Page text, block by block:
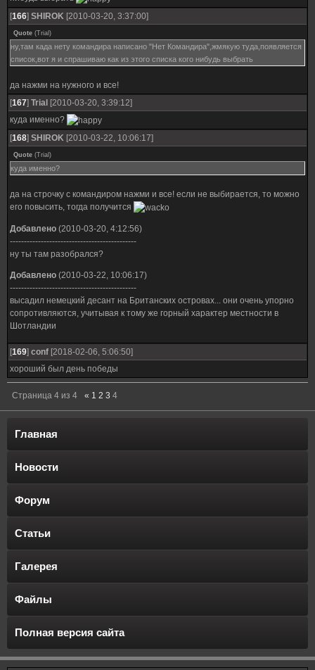
[166] SHIROK [2010-03-20, 3:37:00]
Quote (Trial )
ну,там када нету командира написано "Нет Командира",жмякую туда,появляется
список,вот я и спрашиваю как из этого списка кого нибудь выбрать
да нажми на нужного и все!
[167] Trial [2010-03-20, 3:39:12]
куда именно?
[168] SHIROK [2010-03-22, 10:06:17]
Quote (Trial )
куда именно?
да на строчку с командиром нажми и все! если не выбирается, то можно
его повысить, тогда получится
Добавлено (2010-03-20, 4:12:56)
---------------------------------------------
ну ты там разобрался?
Добавлено (2010-03-22, 10:06:17)
---------------------------------------------
высадил немецкий десант на Британских островах... они очень упорно
сопротивляются, учитывая к тому же горный характер местности в
Шотландии
[169] conf [2018-02-06, 5:06:50]
хороший был день победы
Страница 4 из 4 « 1 2 3 4
Главная
Новости
Форум
Статьи
Галерея
Файлы
Полная версия сайта